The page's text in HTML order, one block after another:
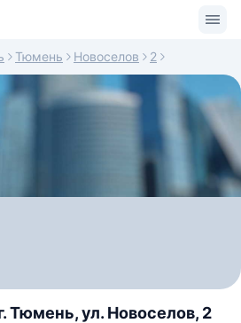
Тюмень Новоселов 2
Тюмень, ул. Новоселов, 2